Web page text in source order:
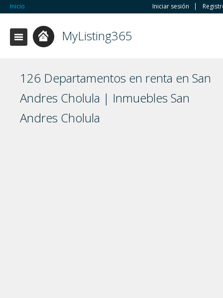
Inicio Iniciar sesión
MyListing365
126 Departamentos en renta en San
Andres Cholula | Inmuebles San
Andres Cholula